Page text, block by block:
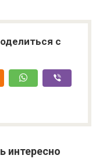
с
интересно